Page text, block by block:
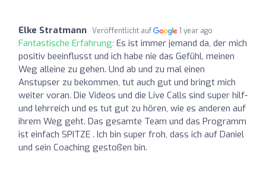
Elke Stratmann Veröffentlicht auf 1 year ago
Fantastische Erfahrung: Es ist immer jemand da, der mich
positiv beeinflusst und ich habe nie das Gefühl, meinen
Weg alleine zu gehen. Und ab und zu mal einen
Anstupser zu bekommen, tut auch gut und bringt mich
weiter voran. Die Videos und die Live Calls sind super hilf-
und lehrreich und es tut gut zu hören, wie es anderen auf
ihrem Weg geht. Das gesamte Team und das Programm
ist einfach SPITZE . Ich bin super froh, dass ich auf Daniel
und sein Coaching gestoßen bin.